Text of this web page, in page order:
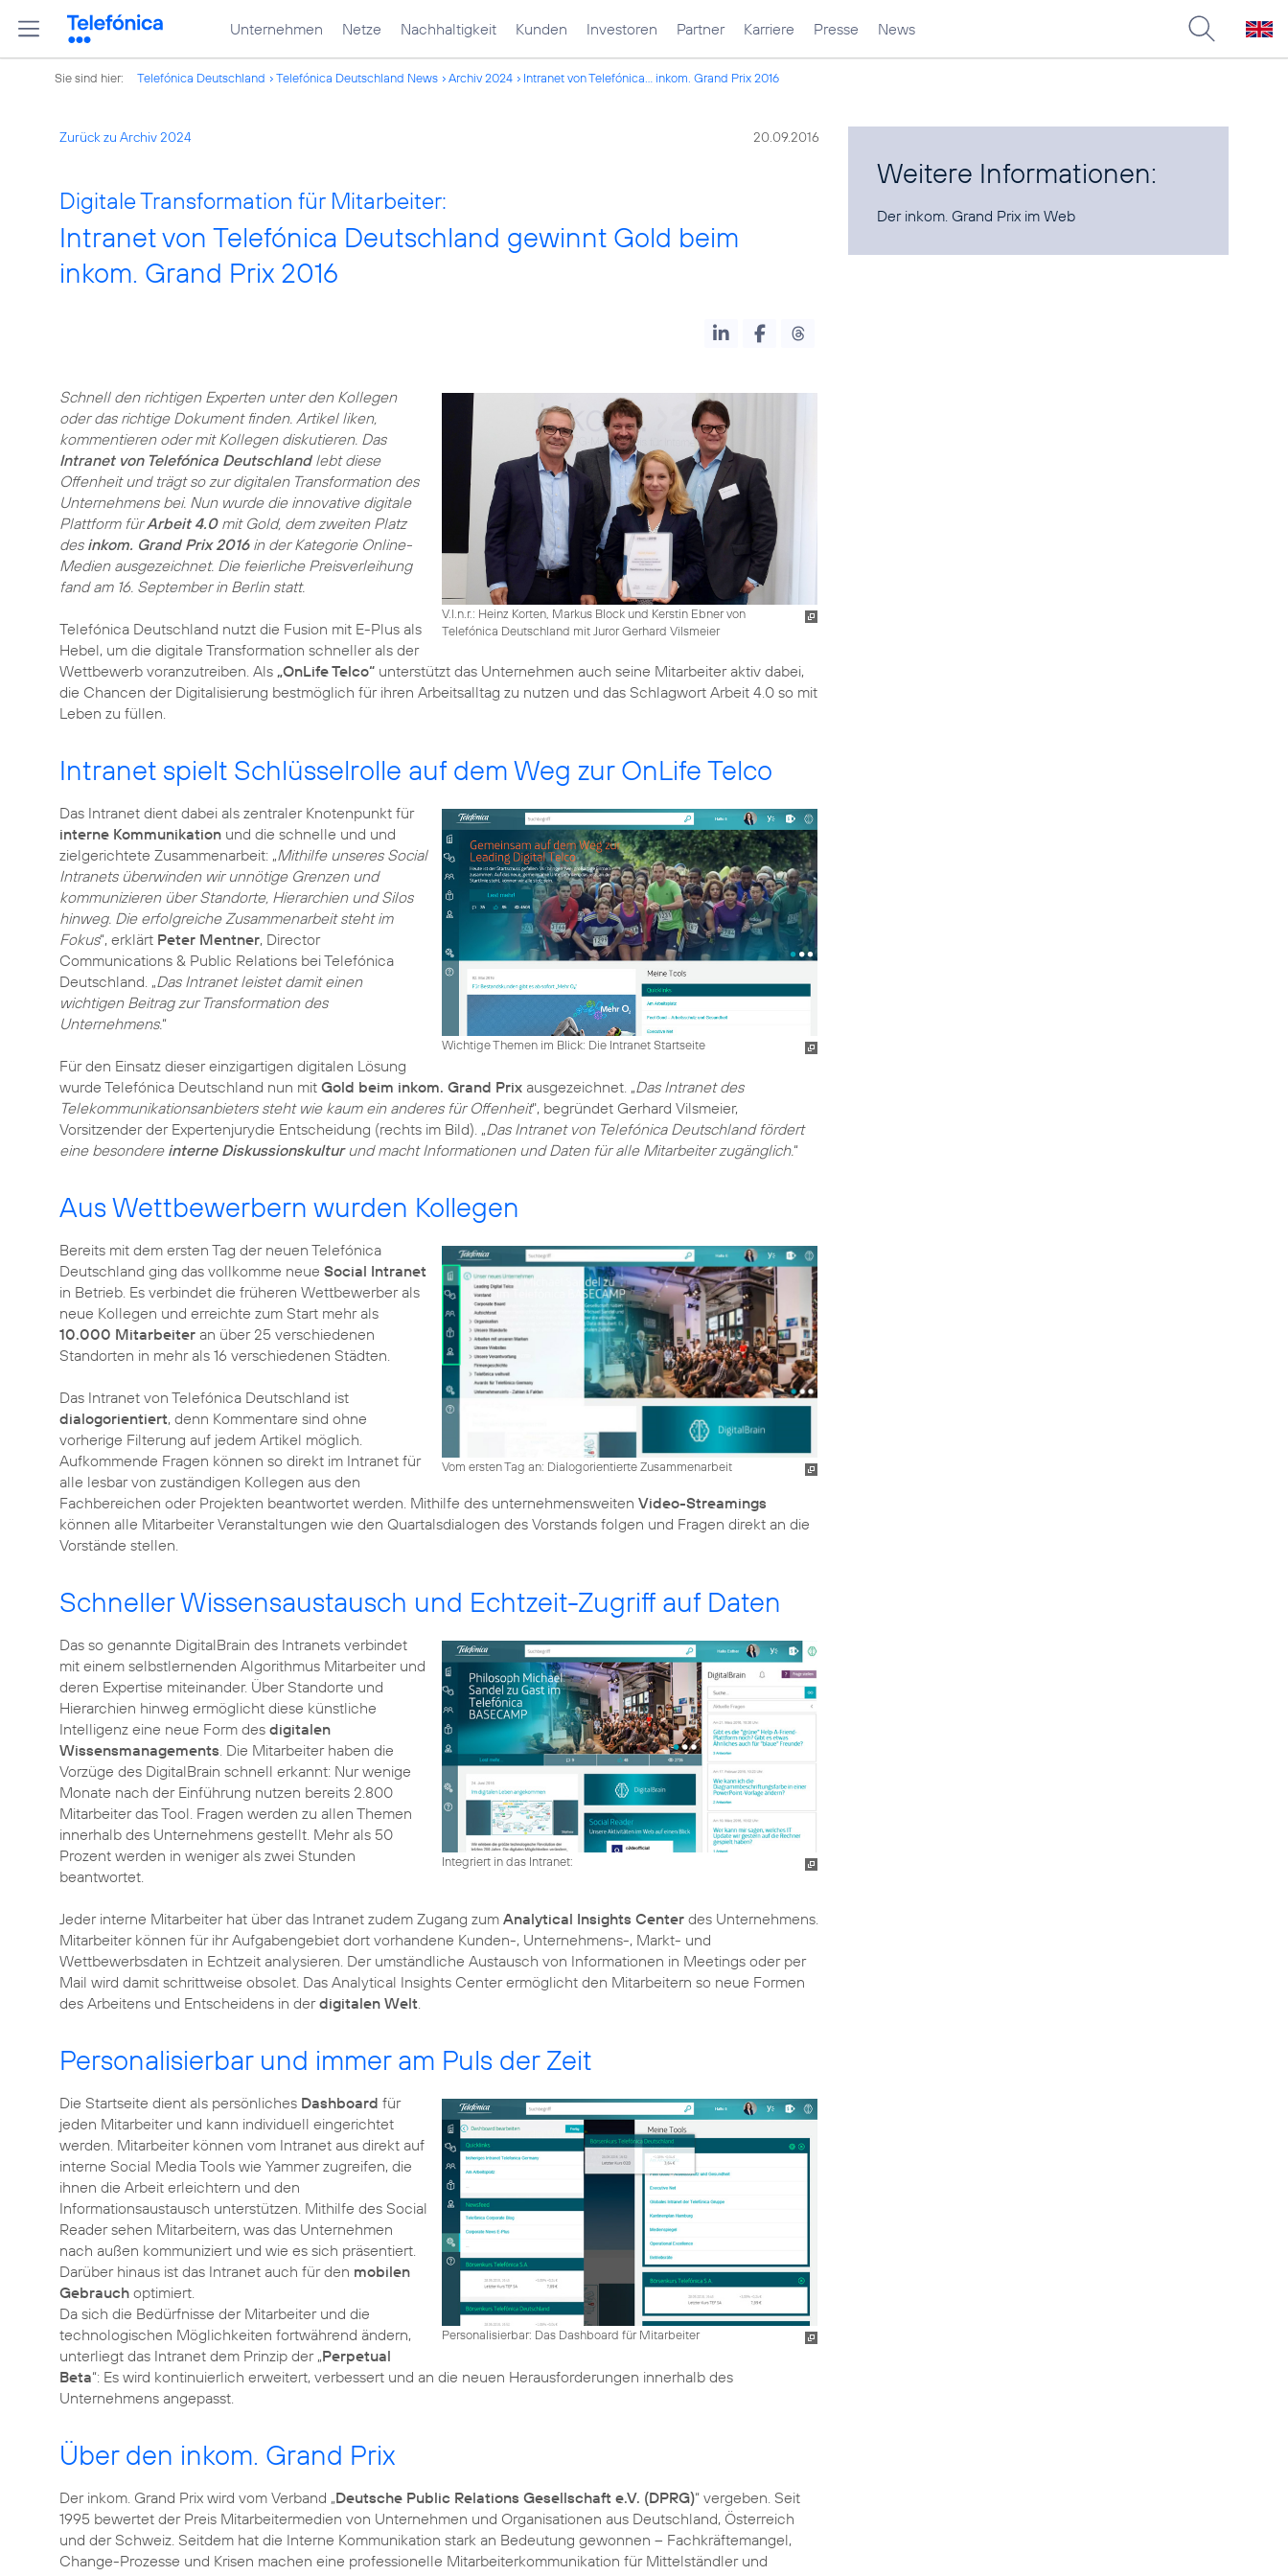
Unternehmen Netze Nachhaltigkeit Kunden Investoren Partner Karriere Presse News
Sie sind hier: Telefónica Deutschland Telefónica Deutschland News Archiv 2024 Intranet von Telefónica... inkom. Grand Prix 2016
Zurück zu Archiv 2024 20.09.2016
Digitale Transformation für Mitarbeiter:
Intranet von Telefónica Deutschland gewinnt Gold beim
inkom. Grand Prix 2016
V.l.n.r.: Heinz Korten, Markus Block und Kerstin Ebner von
Telefónica Deutschland mit Juror Gerhard Vilsmeier
Schnell den richtigen Experten unter den Kollegen
oder das richtige Dokument finden. Artikel liken,
kommentieren oder mit Kollegen diskutieren. Das
Intranet von Telefónica Deutschlandlebt diese
Offenheit und trägt so zur digitalen Transformation des
Unternehmens bei. Nun wurde die innovative digitale
Plattform fürArbeit 4.0mit Gold, dem zweiten Platz
des inkom. Grand Prix 2016in der Kategorie Online-
Medien ausgezeichnet. Die feierliche Preisverleihung
fand am 16. September in Berlin statt.
Telefónica Deutschland nutzt die Fusion mit E-Plus als
Hebel, um die digitale Transformation schneller als der
Wettbewerb voranzutreiben. Als „OnLife Telco“ unterstützt das Unternehmen auch seine Mitarbeiter aktiv dabei,
die Chancen der Digitalisierung bestmöglich für ihren Arbeitsalltag zu nutzen und das Schlagwort Arbeit 4.0 so mit
Leben zu füllen.
Intranet spielt Schlüsselrolle auf dem Weg zur OnLife Telco
Wichtige Themen im Blick: Die Intranet Startseite
Das Intranet dient dabei als zentraler Knotenpunkt für
interne Kommunikation und die schnelle und und
zielgerichtete Zusammenarbeit: „Mithilfe unseres Social
Intranets überwinden wir unnötige Grenzen und
kommunizieren über Standorte, Hierarchien und Silos
hinweg. Die erfolgreiche Zusammenarbeit steht im
Fokus“, erklärt Peter Mentner, Director
Communications & Public Relations bei Telefónica
Deutschland. „Das Intranet leistet damit einen
wichtigen Beitrag zur Transformation des
Unternehmens.“
Für den Einsatz dieser einzigartigen digitalen Lösung
wurde Telefónica Deutschland nun mit Gold beim inkom. Grand Prix ausgezeichnet. „Das Intranet des
Telekommunikationsanbieters steht wie kaum ein anderes für Offenheit", begründet Gerhard Vilsmeier,
Vorsitzender der Expertenjurydie Entscheidung (rechts im Bild). „Das Intranet von Telefónica Deutschland fördert
eine besondere interne Diskussionskulturund macht Informationen und Daten für alle Mitarbeiter zugänglich.“
Aus Wettbewerbern wurden Kollegen
Vom ersten Tag an: Dialogorientierte Zusammenarbeit
Bereits mit dem ersten Tag der neuen Telefónica
Deutschland ging das vollkomme neue Social Intranet
in Betrieb. Es verbindet die früheren Wettbewerber als
neue Kollegen und erreichte zum Start mehr als
10.000 Mitarbeiter an über 25 verschiedenen
Standorten in mehr als 16 verschiedenen Städten.
Das Intranet von Telefónica Deutschland ist
dialogorientiert, denn Kommentare sind ohne
vorherige Filterung auf jedem Artikel möglich.
Aufkommende Fragen können so direkt im Intranet für
alle lesbar von zuständigen Kollegen aus den
Fachbereichen oder Projekten beantwortet werden. Mithilfe des unternehmensweiten Video-Streamings
können alle Mitarbeiter Veranstaltungen wie den Quartalsdialogen des Vorstands folgen und Fragen direkt an die
Vorstände stellen.
Schneller Wissensaustausch und Echtzeit-Zugriff auf Daten
Integriert in das Intranet:
Das so genannte DigitalBrain des Intranets verbindet
mit einem selbstlernenden Algorithmus Mitarbeiter und
deren Expertise miteinander. Über Standorte und
Hierarchien hinweg ermöglicht diese künstliche
Intelligenz eine neue Form des digitalen
Wissensmanagements. Die Mitarbeiter haben die
Vorzüge des DigitalBrain schnell erkannt: Nur wenige
Monate nach der Einführung nutzen bereits 2.800
Mitarbeiter das Tool. Fragen werden zu allen Themen
innerhalb des Unternehmens gestellt. Mehr als 50
Prozent werden in weniger als zwei Stunden
beantwortet.
Jeder interne Mitarbeiter hat über das Intranet zudem Zugang zum Analytical Insights Center des Unternehmens.
Mitarbeiter können für ihr Aufgabengebiet dort vorhandene Kunden-, Unternehmens-, Markt- und
Wettbewerbsdaten in Echtzeit analysieren. Der umständliche Austausch von Informationen in Meetings oder per
Mail wird damit schrittweise obsolet. Das Analytical Insights Center ermöglicht den Mitarbeitern so neue Formen
des Arbeitens und Entscheidens in derdigitalen Welt.
Personalisierbar und immer am Puls der Zeit
Personalisierbar: Das Dashboard für Mitarbeiter
Die Startseite dient als persönliches Dashboard für
jeden Mitarbeiter und kann individuell eingerichtet
werden. Mitarbeiter können vom Intranet aus direkt auf
interne Social Media Tools wie Yammer zugreifen, die
ihnen die Arbeit erleichtern und den
Informationsaustausch unterstützen. Mithilfe des Social
Reader sehen Mitarbeitern, was das Unternehmen
nach außen kommuniziert und wie es sich präsentiert.
Darüber hinaus ist das Intranet auch für den mobilen
Gebrauch optimiert.
Da sich die Bedürfnisse der Mitarbeiter und die
technologischen Möglichkeiten fortwährend ändern,
unterliegt das Intranet dem Prinzip der „Perpetual
Beta“: Es wird kontinuierlich erweitert, verbessert und an die neuen Herausforderungen innerhalb des
Unternehmens angepasst.
Über den inkom. Grand Prix
Der inkom. Grand Prix wird vom Verband „Deutsche Public Relations Gesellschaft e.V. (DPRG)“ vergeben. Seit
1995 bewertet der Preis Mitarbeitermedien von Unternehmen und Organisationen aus Deutschland, Österreich
und der Schweiz. Seitdem hat die Interne Kommunikation stark an Bedeutung gewonnen – Fachkräftemangel,
Change-Prozesse und Krisen machen eine professionelle Mitarbeiterkommunikation für Mittelständler und
Weitere Informationen:
Der inkom. Grand Prix im Web